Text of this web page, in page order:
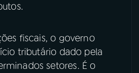
fiscais, o governo
tributário dado pela
setores. É o